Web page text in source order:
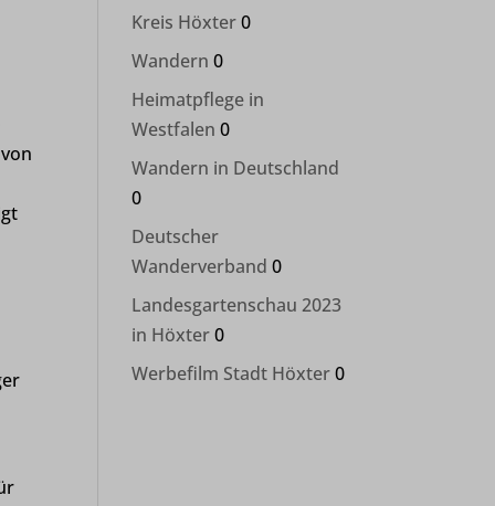
Kreis Höxter0
Wandern 0
Heimatpflege in
Westfalen 0
Wandern in Deutschland
0
Deutscher
Wanderverband 0
Landesgartenschau 2023
in Höxter0
Werbefilm Stadt Höxter0